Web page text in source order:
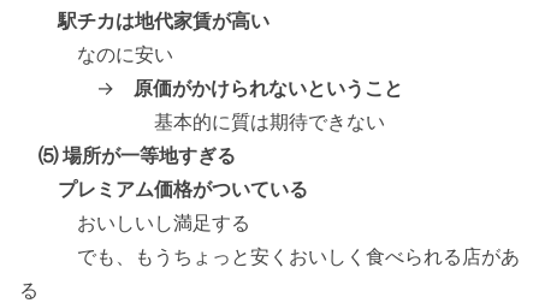
駅チカは地代家賃が高い
なのに安い
→ 原価がかけられないということ
基本的に質は期待できない
⑸ 場所が一等地すぎる
プレミアム価格がついている
おいしいし満足する
でも、もうちょっと安くおいしく食べられる店があ
る